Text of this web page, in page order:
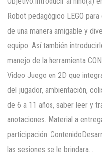
Robot pedagógico LEGO
de una manera amigable y
equipo. Así también
manejo de la herramienta
Video Juego en 2D que
del jugador, ambientación,
de 6 a 11 años, saber leer y
anotaciones. Material a
participación.
las sesiones se le brindara…